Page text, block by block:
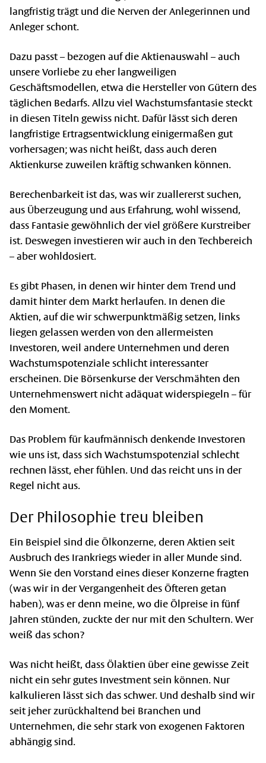
langfristig trägt und die Nerven der Anlegerinnen und
Anleger schont.
Dazu passt – bezogen auf die Aktienauswahl – auch
unsere Vorliebe zu eher langweiligen
Geschäftsmodellen, etwa die Hersteller von Gütern des
täglichen Bedarfs. Allzu viel Wachstumsfantasie steckt
in diesen Titeln gewiss nicht. Dafür lässt sich deren
langfristige Ertragsentwicklung einigermaßen gut
vorhersagen; was nicht heißt, dass auch deren
Aktienkurse zuweilen kräftig schwanken können.
Berechenbarkeit ist das, was wir zuallererst suchen,
aus Überzeugung und aus Erfahrung, wohl wissend,
dass Fantasie gewöhnlich der viel größere Kurstreiber
ist. Deswegen investieren wir auch in den Techbereich
– aber wohldosiert.
Es gibt Phasen, in denen wir hinter dem Trend und
damit hinter dem Markt herlaufen. In denen die
Aktien, auf die wir schwerpunktmäßig setzen, links
liegen gelassen werden von den allermeisten
Investoren, weil andere Unternehmen und deren
Wachstumspotenziale schlicht interessanter
erscheinen. Die Börsenkurse der Verschmähten den
Unternehmenswert nicht adäquat widerspiegeln – für
den Moment.
Das Problem für kaufmännisch denkende Investoren
wie uns ist, dass sich Wachstumspotenzial schlecht
rechnen lässt, eher fühlen. Und das reicht uns in der
Regel nicht aus.
Der Philosophie treu bleiben
Ein Beispiel sind die Ölkonzerne, deren Aktien seit
Ausbruch des Irankriegs wieder in aller Munde sind.
Wenn Sie den Vorstand eines dieser Konzerne fragten
(was wir in der Vergangenheit des Öfteren getan
haben), was er denn meine, wo die Ölpreise in fünf
Jahren stünden, zuckte der nur mit den Schultern. Wer
weiß das schon?
Was nicht heißt, dass Ölaktien über eine gewisse Zeit
nicht ein sehr gutes Investment sein können. Nur
kalkulieren lässt sich das schwer. Und deshalb sind wir
seit jeher zurückhaltend bei Branchen und
Unternehmen, die sehr stark von exogenen Faktoren
abhängig sind.